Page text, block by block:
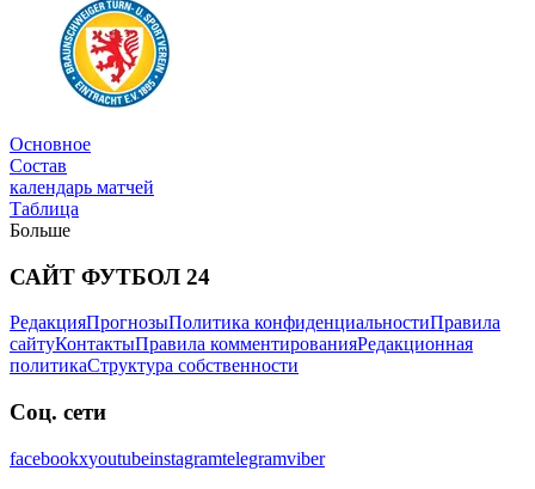
Трансферы
Новости
Основное
Состав
календарь матчей
Таблица
Больше
САЙТ ФУТБОЛ 24
РедакцияПрогнозыПолитика конфиденциальностиПравила
сайтуКонтактыПравила комментированияРедакционная
политикаСтруктура собственности
Соц. сети
facebookxyoutubeinstagramtelegramviber